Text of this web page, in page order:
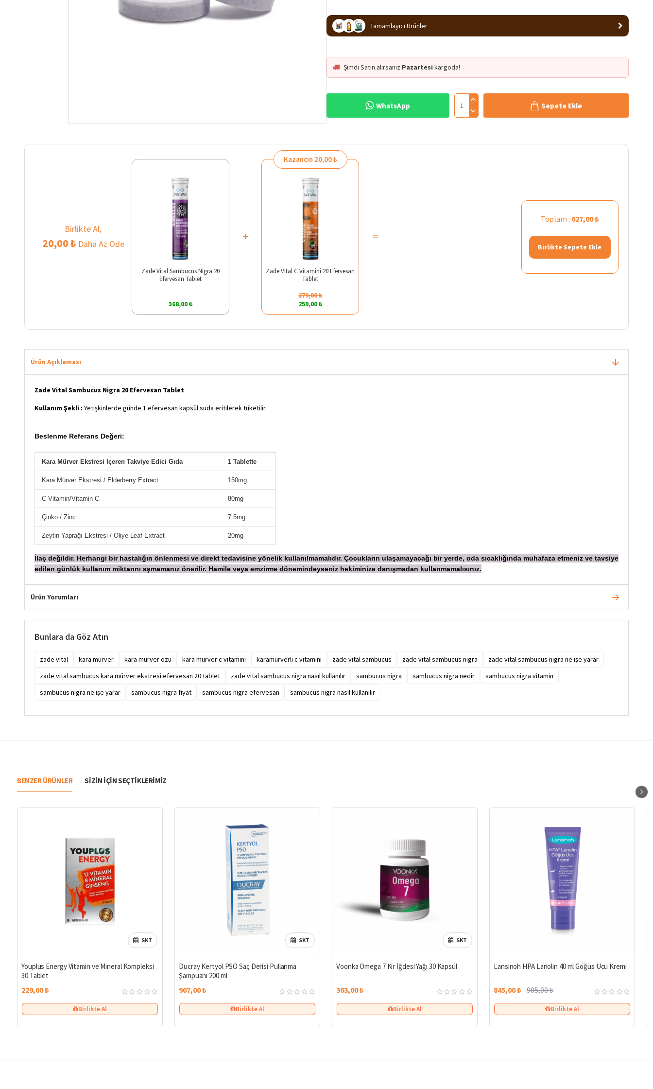
Tamamlayıcı Ürünler
Şimdi Satın alırsanız Pazartesi kargoda!
WhatsApp Sepete Ekle
Birlikte Al,
20,00 ₺ Daha Az Öde
Zade Vital Sambucus Nigra 20
Efervesan Tablet
368,00 ₺
+
Kazancın 20,00 ₺
Zade Vital C Vitamini 20 Efervesan
Tablet
279,00 ₺
259,00 ₺
=
Toplam : 627,00 ₺
Birlikte Sepete Ekle
Ürün Açıklaması
Zade Vital Sambucus Nigra 20 Efervesan Tablet
Kullanım Şekli : Yetişkinlerde günde 1 efervesan kapsül suda eritilerek tüketilir.
Beslenme Referans Değeri:
Kara Mürver Ekstresi Içeren Takviye Edici Gıda 1 Tablette
Kara Mürver Ekstresi / Elderberry Extract 150mg
C Vitamin/Vitamin C 80mg
Çinko / Zinc 7.5mg
Zeytin Yaprağı Ekstresi / Oliye Leaf Extract 20mg
İlaç değildir. Herhangi bir hastalığın önlenmesi ve direkt tedavisine yönelik kullanılmamalıdır. Çocukların ulaşamayacağı bir yerde, oda sıcaklığında muhafaza etmeniz ve tavsiye
edilen günlük kullanım miktarını aşmamanız önerilir. Hamile veya emzirme dönemindeyseniz hekiminize danışmadan kullanmamalısınız.
Ürün Yorumları
Bunlara da Göz Atın
zade vital kara mürver kara mürver özü kara mürver c vitamini karamürverli c vitamini zade vital sambucus zade vital sambucus nigra
zade vital sambucus nigra ne işe yarar
zade vital sambucus kara mürver ekstresi efervesan 20 tablet
zade vital sambucus nigra nasıl kullanılır sambucus nigra sambucus nigra nedir
sambucus nigra vitamin
sambucus nigra ne işe yarar
sambucus nigra fiyat sambucus nigra efervesan sambucus nigra nasıl kullanılır
BENZER ÜRÜNLER SIZIN IÇIN SEÇTIKLERIMIZ
SKT
Youplus Energy Vitamin ve Mineral Kompleksi
30 Tablet
229,00 ₺
Birlikte Al
SKT
Ducray Kertyol PSO Saç Derisi Pullanma
Şampuanı 200 ml
907,00 ₺
Birlikte Al
SKT
Voonka Omega 7 Kir İğdesi Yağı 30 Kapsül
363,00 ₺
Birlikte Al
Lansinoh HPA Lanolin 40 ml Göğüs Ucu Kremi
845,00 ₺ 905,00 ₺
Birlikte Al